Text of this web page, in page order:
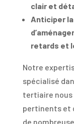
clair et
Anticiper
retards et
Notre
spécialisé
tertiaire nous
pertinents et
de